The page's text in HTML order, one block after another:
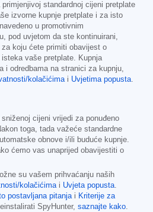
primjenjivoj standardnoj cijeni pretplate
izvorne kupnje pretplate i za isto
u promotivnim
pod uvjetom da ste kontinuirani,
koju ćete primiti obavijest o
vaše pretplate. Kupnja
i odredbama na stranici za kupnju,
kolačićimai Uvjetima popusta.
cijeni vrijedi za ponuđeno
toga, tada važeće standardne
obnove i/ili buduće kupnje.
ćemo vas unaprijed obavijestiti o
su vašem prihvaćanju naših
kolačićimai Uvjeta popusta.
postavljana pitanjai Kriterije za
SpyHunter, saznajte kako.